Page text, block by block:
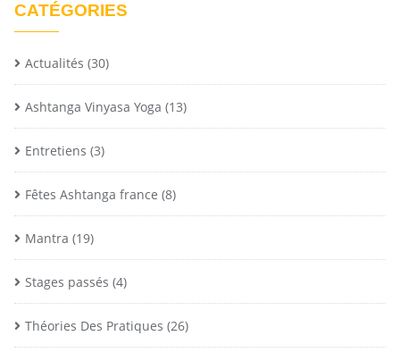
CATÉGORIES
Actualités (30)
Ashtanga Vinyasa Yoga (13)
Entretiens (3)
Fêtes Ashtanga france (8)
Mantra (19)
Stages passés (4)
Théories Des Pratiques (26)